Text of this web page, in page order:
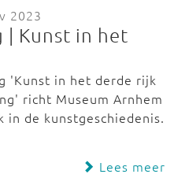
2023
Kunst in het
'Kunst in het derde rijk
richt Museum Arnhem
in de kunstgeschiedenis.
Lees meer